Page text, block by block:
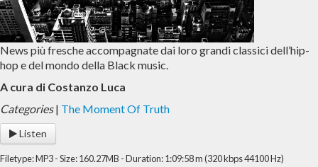
News più fresche accompagnate dai loro grandi classici dell’hip-
hop e del mondo della Black music.
A cura di Costanzo Luca
Categories| The Moment Of Truth
Listen
Filetype: MP3 - Size: 160.27MB - Duration: 1:09:58 m (320 kbps 44100 Hz)